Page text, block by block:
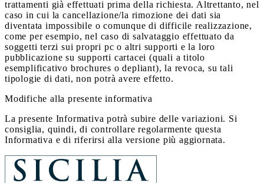
trattamenti già effettuati prima della richiesta. Altrettanto, nel
caso in cui la cancellazione/la rimozione dei dati sia
diventata impossibile o comunque di difficile realizzazione,
come per esempio, nel caso di salvataggio effettuato da
soggetti terzi sui propri pc o altri supporti e la loro
pubblicazione su supporti cartacei (quali a titolo
esemplificativo brochures o depliant), la revoca, su tali
tipologie di dati, non potrà avere effetto.
Modifiche alla presente informativa
La presente Informativa potrà subire delle variazioni. Si
consiglia, quindi, di controllare regolarmente questa
Informativa e di riferirsi alla versione più aggiornata.